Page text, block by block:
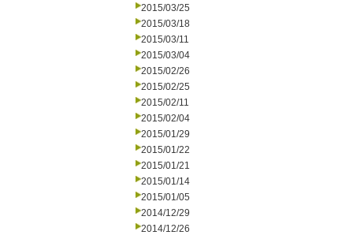
2015/03/25
2015/03/18
2015/03/11
2015/03/04
2015/02/26
2015/02/25
2015/02/11
2015/02/04
2015/01/29
2015/01/22
2015/01/21
2015/01/14
2015/01/05
2014/12/29
2014/12/26